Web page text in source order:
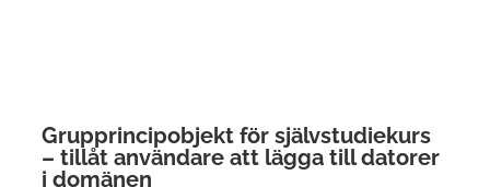
Grupprincipobjekt för självstudiekurs
– tillåt användare att lägga till datorer
i domänen